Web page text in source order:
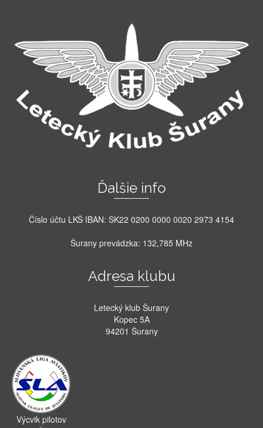
Ďalšie info
Číslo účtu LKŠ IBAN: SK22 0200 0000 0020 2973 4154
Šurany prevádzka: 132,785 MHz
Adresa klubu
Letecký klub Šurany
Kopec 5A
94201 Šurany
Výcvik pilotov